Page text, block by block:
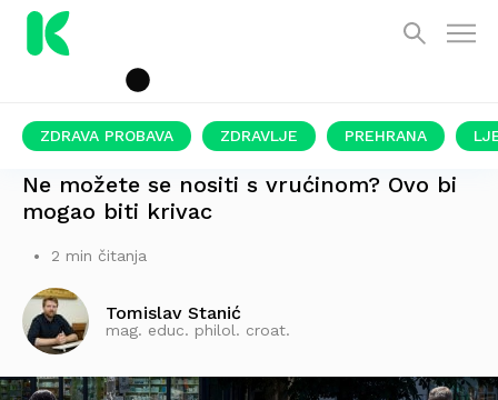
ZDRAVA PROBAVA ZDRAVLJE PREHRANA
Ne možete se nositi s vrućinom? Ovo bi
mogao biti krivac
2 min čitanja
Tomislav Stanić
mag. educ. philol. croat.